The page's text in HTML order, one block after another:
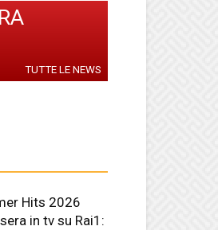
TUTTE LE NEWS
Hits 2026
in tv su Rai1: